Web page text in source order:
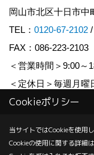
岡山市北区十日市
TEL： 0120-67-2102 /
FAX：086-223-2103
＜営業時間＞9:00
＜定休日＞毎週月曜
Copyright (c) COM
Produced byゴデスク
Cookieポリシー
当サイトではCookieを使用し
Cookieの使用に関する詳細